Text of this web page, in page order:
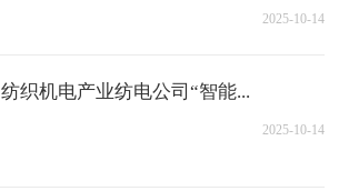
2025-10-14
纺织机电产业纺电公司“智能...
2025-10-14